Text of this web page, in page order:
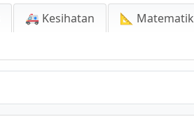
🚑 Kesihatan 📐 Matematik